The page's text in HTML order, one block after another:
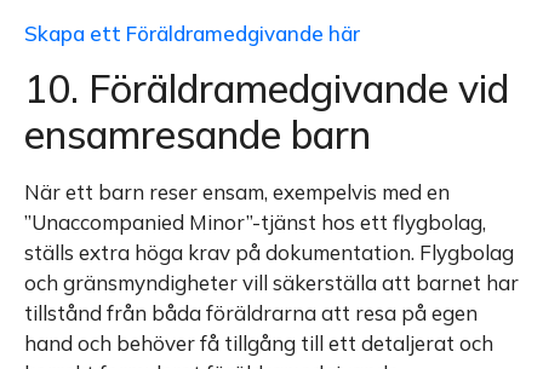
Skapa ett Föräldramedgivande här
10. Föräldramedgivande vid
ensamresande barn
När ett barn reser ensam, exempelvis med en
”Unaccompanied Minor”-tjänst hos ett flygbolag,
ställs extra höga krav på dokumentation. Flygbolag
och gränsmyndigheter vill säkerställa att barnet har
tillstånd från båda föräldrarna att resa på egen
hand och behöver få tillgång till ett detaljerat och